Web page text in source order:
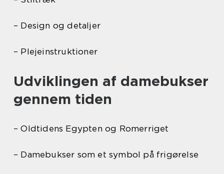
– Design og detaljer
– Plejeinstruktioner
Udviklingen af damebukser
gennem tiden
– Oldtidens Egypten og Romerriget
– Damebukser som et symbol på frigørelse